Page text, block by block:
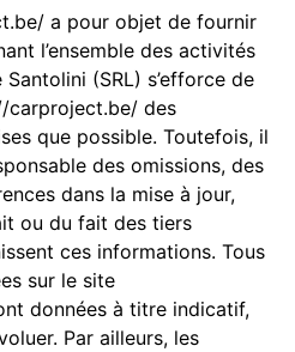
a pour objet de fournir
l’ensemble des activités
(SRL) s’efforce de
carproject.be/ des
que possible. Toutefois, il
des omissions, des
dans la mise à jour,
ou du fait des tiers
ces informations. Tous
sur le site
données à titre indicatif,
Par ailleurs, les